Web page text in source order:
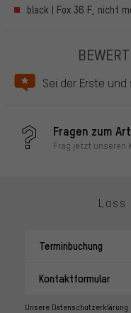
black | Fox 36 F, nicht
Sei der Erste und
Fragen zum
Frag jetzt unseren
Terminbuchung
Kontaktformular
Unsere Datenschutzerklärung